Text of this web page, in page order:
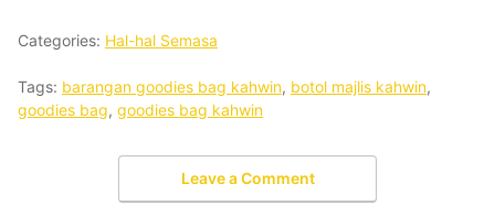
Categories: Hal-hal Semasa
Tags: barangan goodies bag kahwin, botol majlis kahwin,
goodies bag, goodies bag kahwin
Leave a Comment